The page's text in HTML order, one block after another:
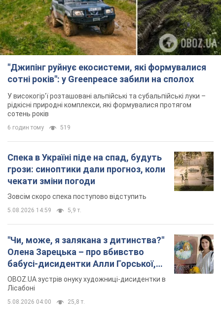
"Джипінг руйнує екосистеми, які формувалися
сотні років": у Greenpeace забили на сполох
У високогір'ї розташовані альпійські та субальпійські луки –
рідкісні природні комплекси, які формувалися протягом
сотень років
6 годин тому 519
Спека в Україні піде на спад, будуть
грози: синоптики дали прогноз, коли
чекати зміни погоди
Зовсім скоро спека поступово відступить
5.08.2026 14:59 5,9 т.
"Чи, може, я залякана з дитинства?"
Олена Зарецька – про вбивство
бабусі-дисидентки Алли Горської,
критику Дмитра Стуса та втечу в
Португалію з 5 дітьми
OBOZ.UA зустрів онуку художниці-дисидентки в
Лісабоні
5.08.2026 04:00 25,8 т.